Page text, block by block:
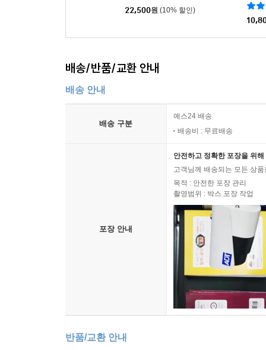
22,500원 (10% 할인)
배송/반품/교환 안내
배송 안내
배송 구분
예스24 배송
배송비 : 무료배송
포장 안내
안전하고 정확한 포장을 위
고객님께 배송되는 모든 상
목적 : 안전한 포장 관리
촬영범위 : 박스 포장 작업
반품/교환 안내